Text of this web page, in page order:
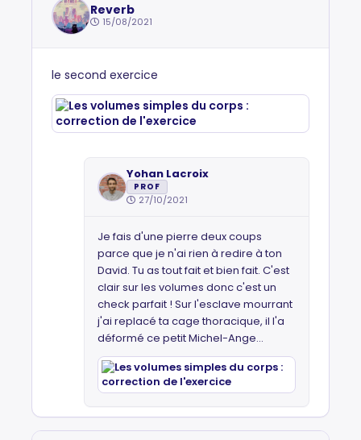
Reverb
15/08/2021
le second exercice
Yohan Lacroix
PROF
27/10/2021
Je fais d'une pierre deux coups
parce que je n'ai rien à redire à ton
David. Tu as tout fait et bien fait. C'est
clair sur les volumes donc c'est un
check parfait ! Sur l'esclave mourrant
j'ai replacé ta cage thoracique, il l'a
déformé ce petit Michel-Ange...